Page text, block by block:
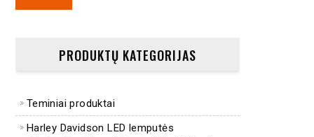
PRODUKTŲ KATEGORIJAS
Teminiai produktai
Harley Davidson LED lemputės